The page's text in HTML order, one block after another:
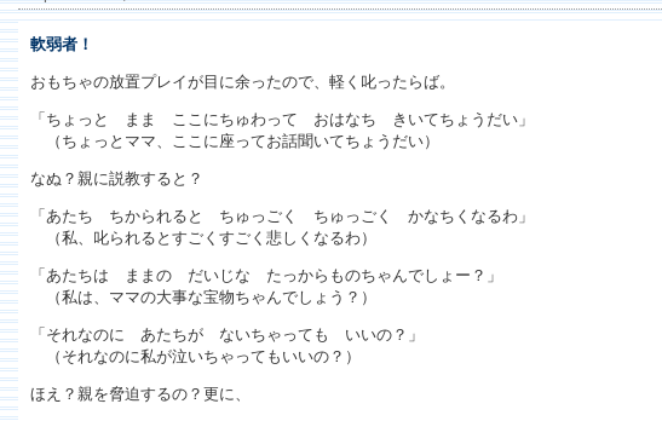
軟弱者！
おもちゃの放置プレイが目に余ったので、軽く叱ったらば。
「ちょっと まま ここにちゅわって おはなち きいてちょうだい」
（ちょっとママ、ここに座ってお話聞いてちょうだい）
なぬ？親に説教すると？
「あたち ちかられると ちゅっごく ちゅっごく かなちくなるわ」
（私、叱られるとすごくすごく悲しくなるわ）
「あたちは ままの だいじな たっからものちゃんでしょー？」
（私は、ママの大事な宝物ちゃんでしょう？）
「それなのに あたちが ないちゃっても いいの？」
（それなのに私が泣いちゃってもいいの？）
ほえ？親を脅迫するの？更に、